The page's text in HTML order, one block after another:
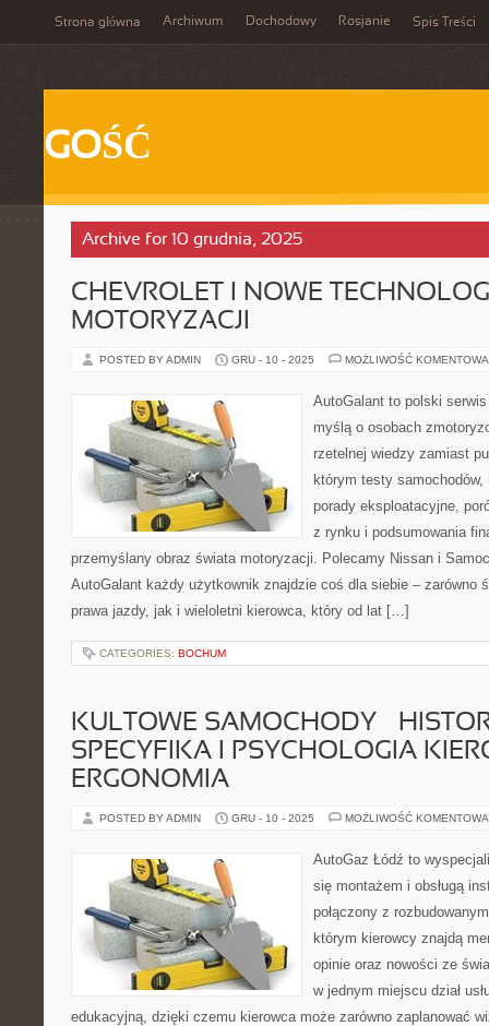
Strona główna Archiwum Dochodowy Rosjanie Spis Treści
GOŚĆ
Archive for 10 grudnia, 2025
CHEVROLET I NOWE
MOTORYZACJI
POSTED BY ADMIN GRU - 10 - 2025 MOŻLIWOŚĆ
AutoGalant to polski
myślą o osobach
rzetelnej wiedzy zamiast
którym testy samochodów,
porady eksploatacyjne,
z rynku i podsumowania
przemyślany obraz świata motoryzacji. Polecamy Nissan i
AutoGalant każdy użytkownik znajdzie coś dla siebie – zarówno
prawa jazdy, jak i wieloletni kierowca, który od lat […]
CATEGORIES: BOCHUM
KULTOWE SAMOCHODY –
SPECYFIKA I PSYCHOLOGIA
ERGONOMIA
POSTED BY ADMIN GRU - 10 - 2025 MOŻLIWOŚĆ
AutoGaz Łódź to
się montażem i obsługą
połączony z
którym kierowcy znajdą
opinie oraz nowości ze
w jednym miejscu dział
edukacyjną, dzięki czemu kierowca może zarówno zaplanować